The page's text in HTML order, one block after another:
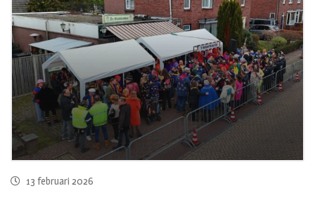
13 februari 2026